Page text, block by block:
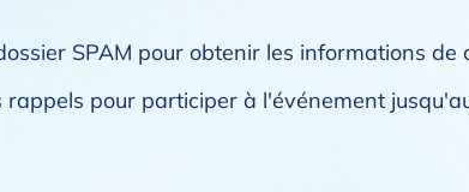
SPAM pour obtenir les informations de
pour participer à l'événement